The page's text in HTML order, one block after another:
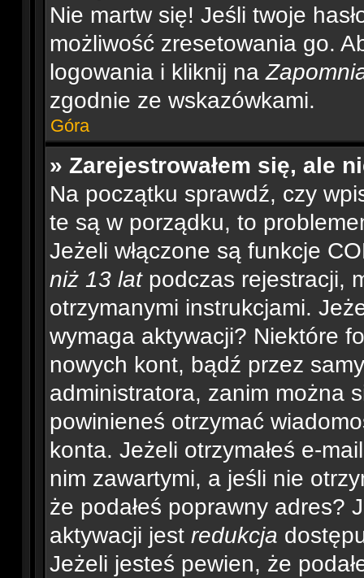
Nie martw się! Jeśli twoje
możliwość zresetowania go.
logowania i kliknij na
zgodnie ze wskazówkami.
Góra
» Zarejestrowałem się, ale
Na początku sprawdź, czy
te są w porządku, to
Jeżeli włączone są funkcje
niż 13 latpodczas rejestracji,
otrzymanymi instrukcjami.
wymaga aktywacji? Niektóre
nowych kont, bądź przez
administratora, zanim można
powinieneś otrzymać
konta. Jeżeli otrzymałeś e-
nim zawartymi, a jeśli nie
że podałeś poprawny adres?
aktywacji jest redukcja
Jeżeli jesteś pewien, że